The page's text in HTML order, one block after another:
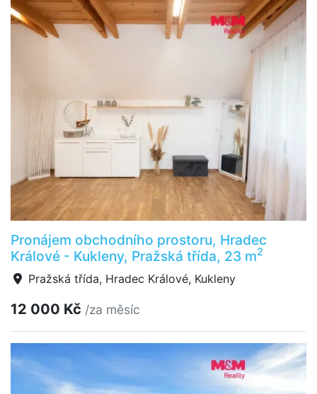
Pronájem obchodního prostoru, Hradec
Králové - Kukleny, Pražská třída, 23 m2
Pražská třída, Hradec Králové, Kukleny
12 000 Kč /za měsíc